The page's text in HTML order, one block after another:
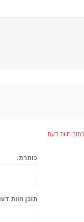
חוות דעת
כותרת:
תוכן חוות